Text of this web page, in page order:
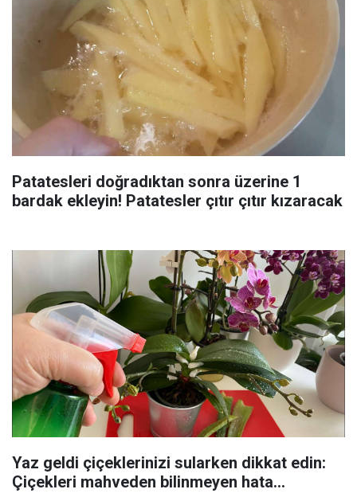
Patatesleri doğradıktan sonra üzerine 1
bardak ekleyin! Patatesler çıtır çıtır kızaracak
Yaz geldi çiçeklerinizi sularken dikkat edin:
Çiçekleri mahveden bilinmeyen hata...